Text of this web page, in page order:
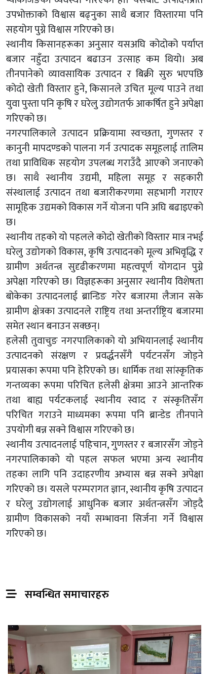
उपभोक्ताको विश्वास बढ्नुका साथै बजार विस्तारमा पनि
सहयोग पुग्ने विश्वास गरिएको छ।
स्थानीय किसानहरूका अनुसार यसअघि कोदोको पर्याप्त
बजार नहुँदा उत्पादन बढाउन उत्साह कम थियो। अब
तीनपानेको व्यावसायिक उत्पादन र बिक्री सुरु भएपछि
कोदो खेती विस्तार हुने, किसानले उचित मूल्य पाउने तथा
युवा पुस्ता पनि कृषि र घरेलु उद्योगतर्फ आकर्षित हुने अपेक्षा
गरिएको छ।
नगरपालिकाले उत्पादन प्रक्रियामा स्वच्छता, गुणस्तर र
कानुनी मापदण्डको पालना गर्न उत्पादक समूहलाई तालिम
तथा प्राविधिक सहयोग उपलब्ध गराउँदै आएको जनाएको
छ। साथै स्थानीय उद्यमी, महिला समूह र सहकारी
संस्थालाई उत्पादन तथा बजारीकरणमा सहभागी गराएर
सामूहिक उद्यमको विकास गर्ने योजना पनि अघि बढाइएको
छ।
स्थानीय तहको यो पहलले कोदो खेतीको विस्तार मात्र नभई
घरेलु उद्योगको विकास, कृषि उत्पादनको मूल्य अभिवृद्धि र
ग्रामीण अर्थतन्त्र सुदृढीकरणमा महत्वपूर्ण योगदान पुग्ने
अपेक्षा गरिएको छ। विज्ञहरूका अनुसार स्थानीय विशेषता
बोकेका उत्पादनलाई ब्रान्डिङ गरेर बजारमा लैजान सके
ग्रामीण क्षेत्रका उत्पादनले राष्ट्रिय तथा अन्तर्राष्ट्रिय बजारमा
समेत स्थान बनाउन सक्छन्।
हलेसी तुवाचुङ नगरपालिकाको यो अभियानलाई स्थानीय
उत्पादनको संरक्षण र प्रवर्द्धनसँगै पर्यटनसँग जोड्ने
प्रयासका रूपमा पनि हेरिएको छ। धार्मिक तथा सांस्कृतिक
गन्तव्यका रूपमा परिचित हलेसी क्षेत्रमा आउने आन्तरिक
तथा बाह्य पर्यटकलाई स्थानीय स्वाद र संस्कृतिसँग
परिचित गराउने माध्यमका रूपमा पनि ब्रान्डेड तीनपाने
उपयोगी बन्न सक्ने विश्वास गरिएको छ।
स्थानीय उत्पादनलाई पहिचान, गुणस्तर र बजारसँग जोड्ने
नगरपालिकाको यो पहल सफल भएमा अन्य स्थानीय
तहका लागि पनि उदाहरणीय अभ्यास बन्न सक्ने अपेक्षा
गरिएको छ। यसले परम्परागत ज्ञान, स्थानीय कृषि उत्पादन
र घरेलु उद्योगलाई आधुनिक बजार अर्थतन्त्रसँग जोड्दै
ग्रामीण विकासको नयाँ सम्भावना सिर्जना गर्ने विश्वास
गरिएको छ।
सम्वन्धित समाचारहरु